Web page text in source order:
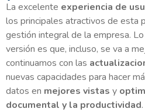
La excelente experiencia de
los principales atractivos de esta
gestión integral de la empresa.
versión es que, incluso, se va a
continuamos con las
nuevas capacidades para hacer
datos en mejores vistas y
documental y la productividad.